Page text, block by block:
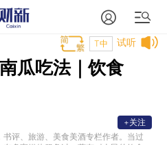
试听
T中
瓜吃法｜饮食
书评、旅游、美食美酒专栏作者。当过
+关注